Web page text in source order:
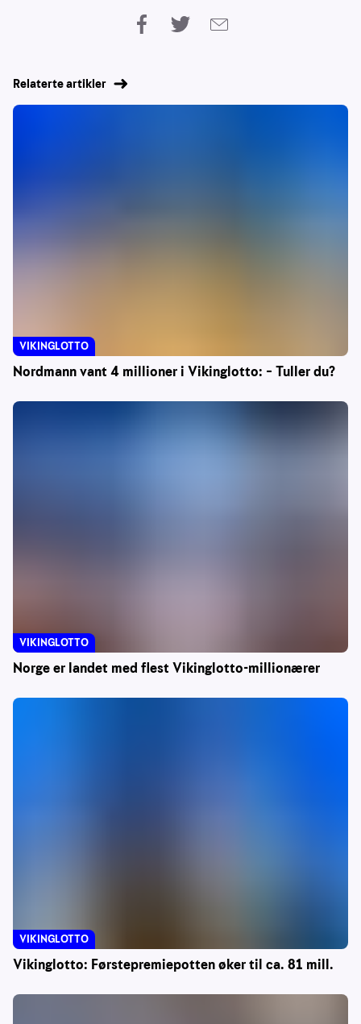
Relaterte artikler
Nordmann vant 4 millioner i Vikinglotto: – Tuller du?
VIKINGLOTTO
Norge er landet med flest Vikinglotto-millionærer
VIKINGLOTTO
Vikinglotto: Førstepremiepotten øker til ca. 81 mill.
VIKINGLOTTO